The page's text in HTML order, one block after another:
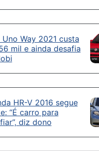
Uno Way 2021 custa
mil e ainda desafia
HR-V 2016 segue
“É carro para
diz dono